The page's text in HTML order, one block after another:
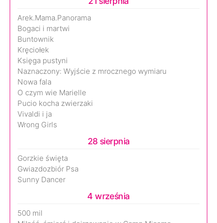
Arek.Mama.Panorama
Bogaci i martwi
Buntownik
Kręciołek
Księga pustyni
Naznaczony: Wyjście z mrocznego wymiaru
Nowa fala
O czym wie Marielle
Pucio kocha zwierzaki
Vivaldi i ja
Wrong Girls
28 sierpnia
Gorzkie święta
Gwiazdozbiór Psa
Sunny Dancer
4 września
500 mil